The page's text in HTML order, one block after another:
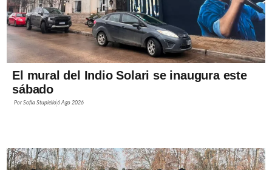
El mural del Indio Solari se inaugura este
sábado
PorSofía Stupiello6 Ago 2026